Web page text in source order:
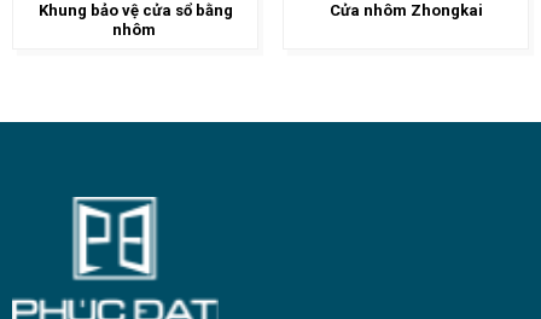
Khung bảo vệ cửa sổ bằng
nhôm
Cửa nhôm Zhongkai